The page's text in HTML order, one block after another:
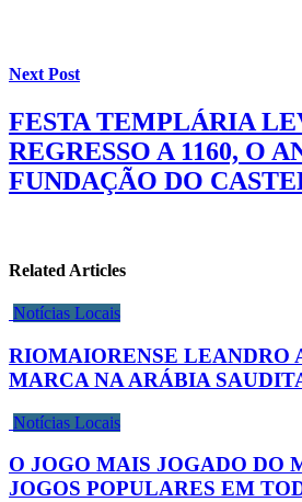
Next Post
FESTA TEMPLÁRIA
REGRESSO A 1160, O
FUNDAÇÃO DO
Related Articles
Notícias Locais
RIOMAIORENSE LEANDRO
MARCA NA ARÁBIA
Notícias Locais
O JOGO MAIS JOGADO DO
JOGOS POPULARES EM